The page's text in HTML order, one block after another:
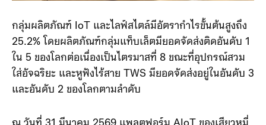
กลุ่มผลิตภัณฑ์ IoT และไลฟ์สไตล์มีอัตรากำไรขั้นต้นสูงถึง
25.2% โดยผลิตภัณฑ์กลุ่มแท็บเล็ตมียอดจัดส่งติดอันดับ 1
ใน 5 ของโลกต่อเนื่องเป็นไตรมาสที่ 8 ขณะที่อุปกรณ์สวม
และอันดับ 2 ของโลกตามลำดับ